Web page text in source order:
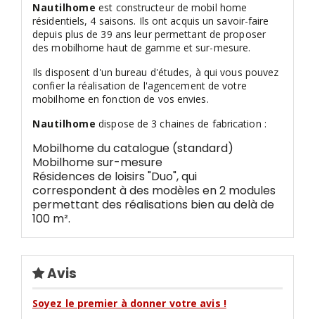
Nautilhome est constructeur de mobil home
résidentiels, 4 saisons. Ils ont acquis un savoir-faire
depuis plus de 39 ans leur permettant de proposer
des mobilhome haut de gamme et sur-mesure.
Ils disposent d'un bureau d'études, à qui vous pouvez
confier la réalisation de l'agencement de votre
mobilhome en fonction de vos envies.
Nautilhome dispose de 3 chaines de fabrication :
Mobilhome du catalogue (standard)
Mobilhome sur-mesure
Résidences de loisirs "Duo", qui
correspondent à des modèles en 2 modules
permettant des réalisations bien au delà de
100 m².
Avis
Soyez le premier à donner votre avis !